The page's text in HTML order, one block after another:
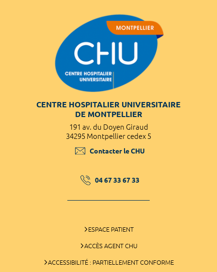
CENTRE HOSPITALIER UNIVERSITAIRE
DE MONTPELLIER
191 av. du Doyen Giraud
34295 Montpellier cedex 5
Contacter le CHU
04 67 33 67 33
ESPACE PATIENT
ACCÈS AGENT CHU
ACCESSIBILITÉ : PARTIELLEMENT CONFORME